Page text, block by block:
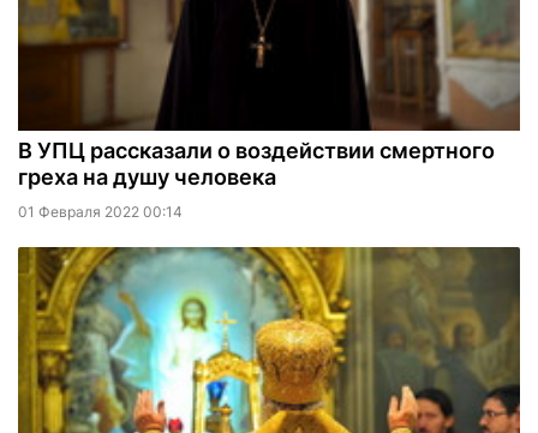
В УПЦ рассказали о воздействии смертного
греха на душу человека
01 Февраля 2022 00:14